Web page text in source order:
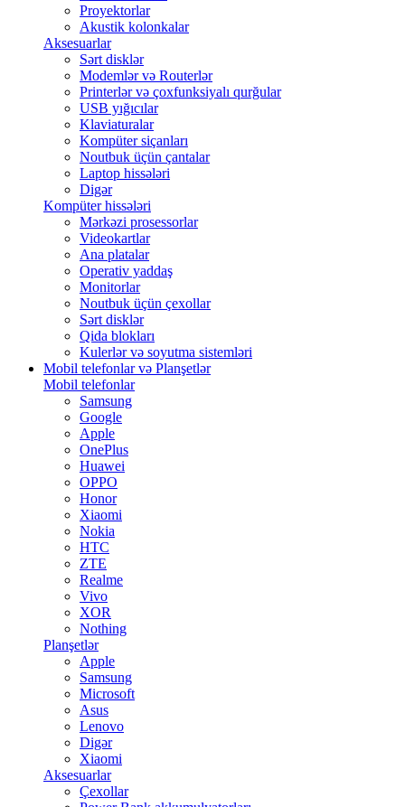
Proyektorlar
Akustik kolonkalar
Aksesuarlar
Sərt disklər
Modemlər və Routerlər
Printerlər və çoxfunksiyalı qurğular
USB yığıcılar
Klaviaturalar
Kompüter siçanları
Noutbuk üçün çantalar
Laptop hissələri
Digər
Kompüter hissələri
Mərkəzi prosessorlar
Videokartlar
Ana platalar
Operativ yaddaş
Monitorlar
Noutbuk üçün çexollar
Sərt disklər
Qida blokları
Kulerlər və soyutma sistemləri
Mobil telefonlar və Planşetlər
Mobil telefonlar
Samsung
Google
Apple
OnePlus
Huawei
OPPO
Honor
Xiaomi
Nokia
HTC
ZTE
Realme
Vivo
XOR
Nothing
Planşetlər
Apple
Samsung
Microsoft
Asus
Lenovo
Digər
Xiaomi
Aksesuarlar
Çexollar